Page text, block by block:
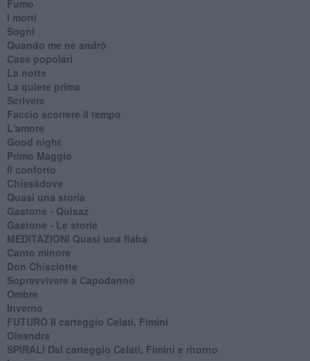
Fumo
I morti
Sogni
Quando me ne andrò
Case popolari
La notte
La quiete prima
Scrivere
Faccio scorrere il tempo
L'amore
Good night
Primo Maggio
Il conforto
Chissàdove
Quasi una storia
Gastone - Quisaz
Gastone - Le storie
MEDITAZIONI Quasi una fiaba
Canto minore
Don Chisciotte
Sopravvivere a Capodanno
Ombre
Inverno
FUTURO Il carteggio Celati, Fimini
Oleandra
SPIRALI Dal carteggio Celati, Fimini e ritorno